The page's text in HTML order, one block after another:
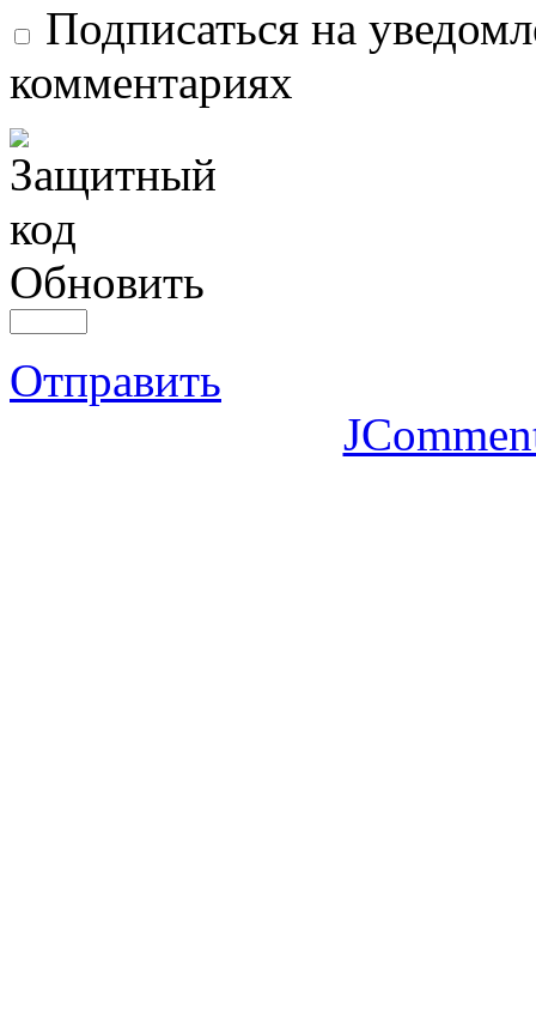
Подписаться на
комментариях
Обновить
Отправить